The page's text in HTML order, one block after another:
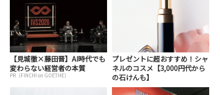
【見城徹×藤田晋】AI時代でも
変わらない経営者の本質
PR（FINCHI on GOETHE）
プレゼントに超おすすめ！シャ
ネルのコスメ【3,000円代から
の石けんも】